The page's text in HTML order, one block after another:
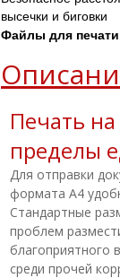
высечки и биговки
Файлы для
Печать
пределы
Для отправки
формата А4
Стандартные
проблем
благоприятного
среди прочей